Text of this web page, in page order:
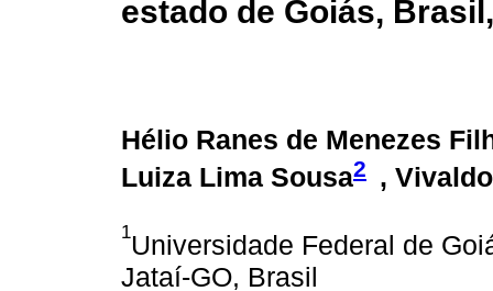
estado de Goiás,
Hélio Ranes de Menezes
Luiza Lima Sousa2 ,
1Universidade Federal de
Jataí-GO, Brasil